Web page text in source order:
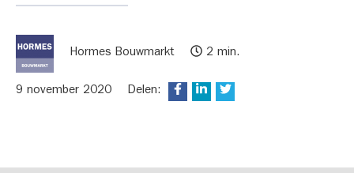
Hormes Bouwmarkt 2 min.
9 november 2020 Delen: